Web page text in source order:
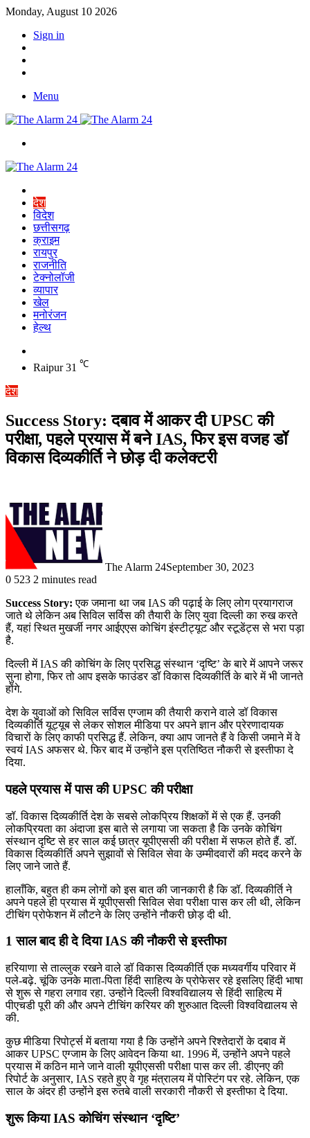
Monday, August 10 2026
Sign in
Menu
देश
विदेश
छत्तीसगढ़
क्राइम
रायपुर
राजनीति
टेक्नोलॉजी
व्यापार
खेल
मनोरंजन
हेल्थ
skin
Raipur 31 ℃
देश
Success Story: दबाव में आकर दी UPSC की
परीक्षा, पहले प्रयास में बने IAS, फिर इस वजह डॉ
विकास दिव्यकीर्ति ने छोड़ दी कलेक्टरी
The Alarm 24September 30, 2023
0 523 2 minutes read
Success Story: एक जमाना था जब IAS की पढ़ाई के लिए लोग प्रयागराज
जाते थे लेकिन अब सिविल सर्विस की तैयारी के लिए युवा दिल्ली का रुख करते
हैं, यहां स्थित मुखर्जी नगर आईएएस कोचिंग इंस्टीट्यूट और स्टूडेंट्स से भरा पड़ा
है.
दिल्ली में IAS की कोचिंग के लिए प्रसिद्ध संस्थान ‘दृष्टि’ के बारे में आपने जरूर
सुना होगा, फिर तो आप इसके फाउंडर डॉ विकास दिव्यकीर्ति के बारे में भी जानते
होंगे.
देश के युवाओं को सिविल सर्विस एग्जाम की तैयारी कराने वाले डॉ विकास
दिव्यकीर्ति यूट्यूब से लेकर सोशल मीडिया पर अपने ज्ञान और प्रेरणादायक
विचारों के लिए काफी प्रसिद्ध हैं. लेकिन, क्या आप जानते हैं वे किसी जमाने में वे
स्वयं IAS अफसर थे. फिर बाद में उन्होंने इस प्रतिष्ठित नौकरी से इस्तीफा दे
दिया.
पहले प्रयास में पास की UPSC की परीक्षा
डॉ. विकास दिव्यकीर्ति देश के सबसे लोकप्रिय शिक्षकों में से एक हैं. उनकी
लोकप्रियता का अंदाजा इस बाते से लगाया जा सकता है कि उनके कोचिंग
संस्थान दृष्टि से हर साल कई छात्र यूपीएससी की परीक्षा में सफल होते हैं. डॉ.
विकास दिव्यकीर्ति अपने सुझावों से सिविल सेवा के उम्मीदवारों की मदद करने के
लिए जाने जाते हैं.
हालाँकि, बहुत ही कम लोगों को इस बात की जानकारी है कि डॉ. दिव्यकीर्ति ने
अपने पहले ही प्रयास में यूपीएससी सिविल सेवा परीक्षा पास कर ली थी, लेकिन
टीचिंग प्रोफेशन में लौटने के लिए उन्होंने नौकरी छोड़ दी थी.
1 साल बाद ही दे दिया IAS की नौकरी से इस्तीफा
हरियाणा से ताल्लुक रखने वाले डॉ विकास दिव्यकीर्ति एक मध्यवर्गीय परिवार में
पले-बढ़े. चूंकि उनके माता-पिता हिंदी साहित्य के प्रोफेसर रहे इसलिए हिंदी भाषा
से शुरू से गहरा लगाव रहा. उन्होंने दिल्ली विश्वविद्यालय से हिंदी साहित्य में
पीएचडी पूरी की और अपने टीचिंग करियर की शुरुआत दिल्ली विश्वविद्यालय से
की.
कुछ मीडिया रिपोर्ट्स में बताया गया है कि उन्होंने अपने रिश्तेदारों के दबाव में
आकर UPSC एग्जाम के लिए आवेदन किया था. 1996 में, उन्होंने अपने पहले
प्रयास में कठिन माने जाने वाली यूपीएससी परीक्षा पास कर ली. डीएनए की
रिपोर्ट के अनुसार, IAS रहते हुए वे गृह मंत्रालय में पोस्टिंग पर रहे. लेकिन, एक
साल के अंदर ही उन्होंने इस रुतबे वाली सरकारी नौकरी से इस्तीफा दे दिया.
शुरू किया IAS कोचिंग संस्थान ‘दृष्टि’